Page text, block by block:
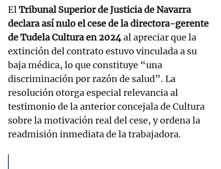
ElTribunal Superior de Justicia de Navarra
declara así nulo el cese de la directora-gerente
de Tudela Cultura en 2024al apreciar que la
extinción del contrato estuvo vinculada a su
baja médica, lo que constituye “una
discriminación por razón de salud”. La
resolución otorga especial relevancia al
testimonio de la anterior concejala de Cultura
sobre la motivación real del cese, y ordena la
readmisión inmediata de la trabajadora.